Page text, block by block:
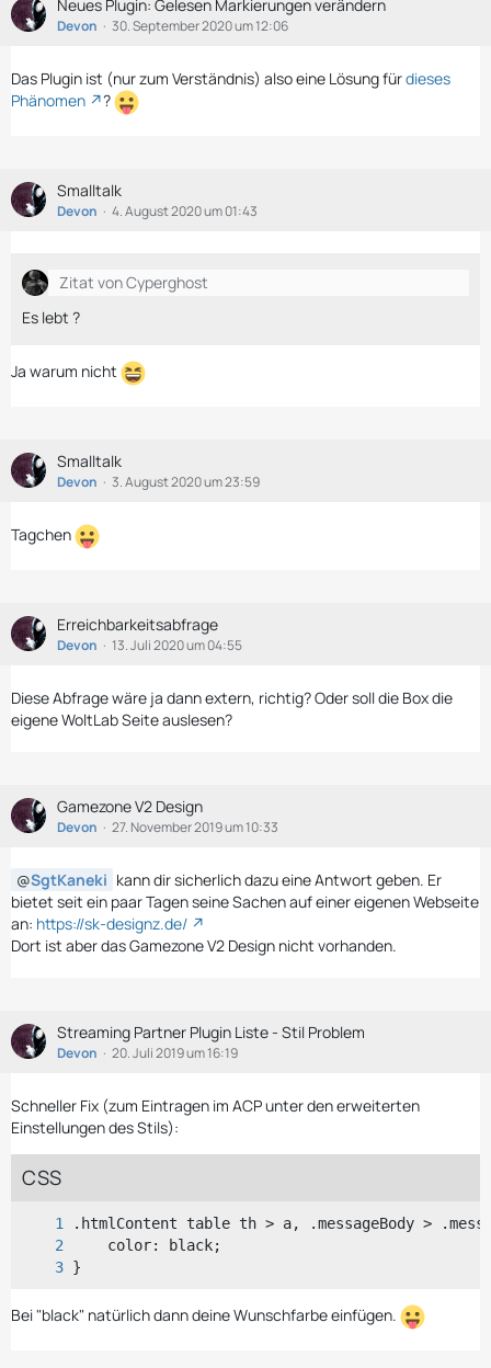
Neues Plugin: Gelesen Markierungen verändern
Devon 30. September 2020 um 12:06
Das Plugin ist (nur zum Verständnis) also eine Lösung fürdieses
Phänomen
?
Smalltalk
Devon 4. August 2020 um 01:43
Zitat von Cyperghost
Es lebt ?
Ja warum nicht
Smalltalk
Devon 3. August 2020 um 23:59
Tagchen
Erreichbarkeitsabfrage
Devon 13. Juli 2020 um 04:55
Diese Abfrage wäre ja dann extern, richtig? Oder soll die Box die
eigene WoltLab Seite auslesen?
Gamezone V2 Design
Devon 27. November 2019 um 10:33
SgtKaneki kann dir sicherlich dazu eine Antwort geben. Er
bietet seit ein paar Tagen seine Sachen auf einer eigenen Webseite
an: https://sk-designz.de/
Dort ist aber das Gamezone V2 Design nicht vorhanden.
Streaming Partner Plugin Liste - Stil Problem
Devon 20. Juli 2019 um 16:19
Schneller Fix (zum Eintragen im ACP unter den erweiterten
Einstellungen des Stils):
CSS
}
Bei "black" natürlich dann deine Wunschfarbe einfügen.